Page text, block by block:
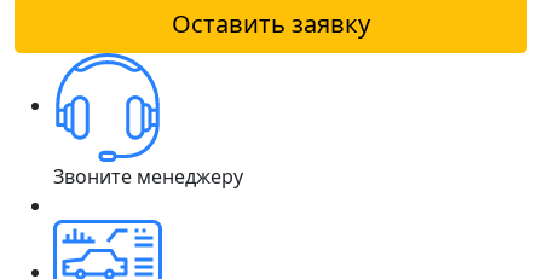
Оставить заявку
Звоните менеджеру